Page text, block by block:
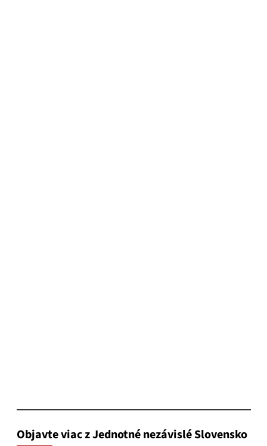
Objavte viac z Jednotné nezávislé Slovensko